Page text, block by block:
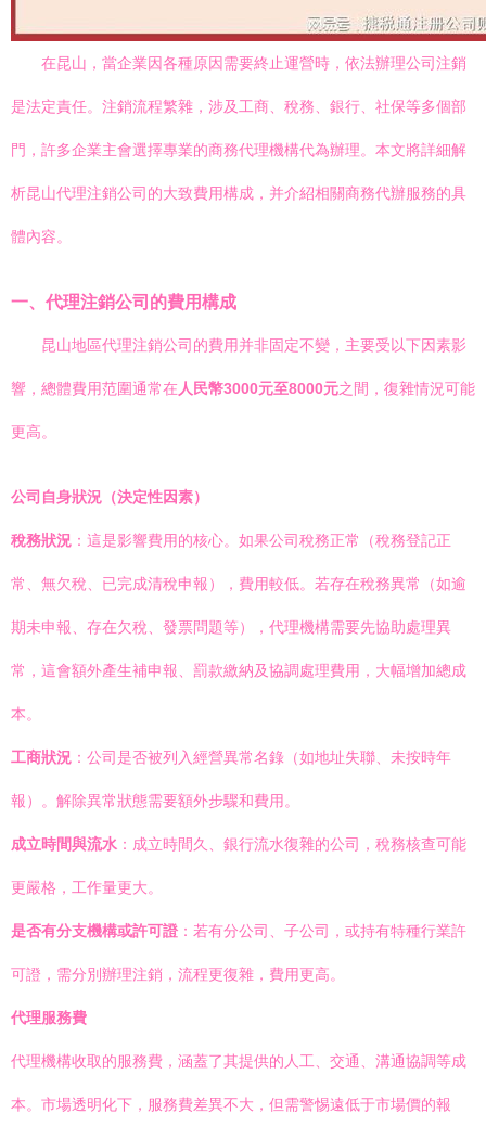
在昆山，當企業因各種原因需要終止運營時，依法辦理公司注銷
是法定責任。注銷流程繁雜，涉及工商、稅務、銀行、社保等多個部
門，許多企業主會選擇專業的商務代理機構代為辦理。本文將詳細解
析昆山代理注銷公司的大致費用構成，并介紹相關商務代辦服務的具
體內容。
一、代理注銷公司的費用構成
昆山地區代理注銷公司的費用并非固定不變，主要受以下因素影
響，總體費用范圍通常在人民幣3000元至8000元之間，復雜情況可能
更高。
公司自身狀況（決定性因素）
稅務狀況 ：這是影響費用的核心。如果公司稅務正常（稅務登記正
常、無欠稅、已完成清稅申報），費用較低。若存在稅務異常（如逾
期未申報、存在欠稅、發票問題等），代理機構需要先協助處理異
常，這會額外產生補申報、罰款繳納及協調處理費用，大幅增加總成
本。
工商狀況 ：公司是否被列入經營異常名錄（如地址失聯、未按時年
報）。解除異常狀態需要額外步驟和費用。
成立時間與流水 ：成立時間久、銀行流水復雜的公司，稅務核查可能
更嚴格，工作量更大。
是否有分支機構或許可證 ：若有分公司、子公司，或持有特種行業許
可證，需分別辦理注銷，流程更復雜，費用更高。
代理服務費
代理機構收取的服務費，涵蓋了其提供的人工、交通、溝通協調等成
本。市場透明化下，服務費差異不大，但需警惕遠低于市場價的報